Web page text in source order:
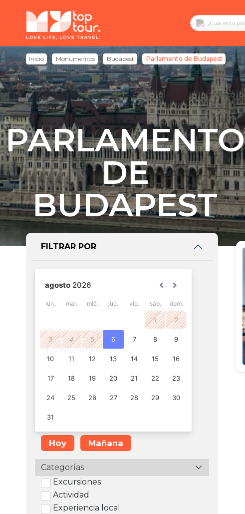
Inicio Monumentos Budapest Parlamento de Budapest
PARLAMENTO
DE
BUDAPEST
FILTRAR POR
Hoy Mañana
Categorías
Excursiones
Actividad
Experiencia local